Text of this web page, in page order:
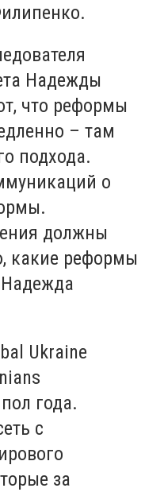
Надежды
что реформы
– там
подхода.
о
должны
какие реформы
Ukraine
года.
с
за